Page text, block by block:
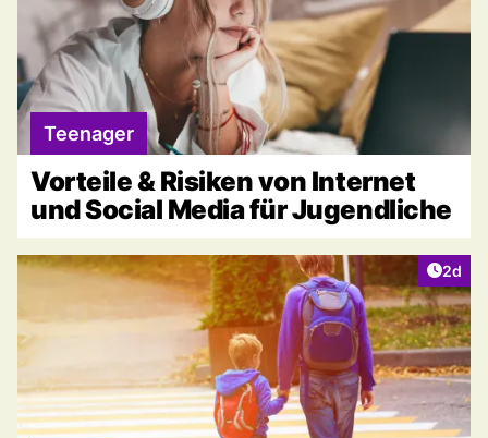
Teenager
Vorteile & Risiken von Internet
und Social Media für Jugendliche
2d